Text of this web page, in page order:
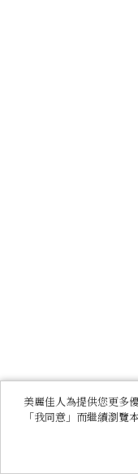
美麗佳人為提供您更多
「我同意」而繼續瀏覽